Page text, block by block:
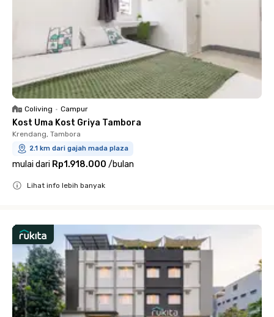
Coliving • Campur
Kost Uma Kost Griya Tambora
Krendang, Tambora
2.1 km dari gajah mada plaza
mulai dari Rp1.918.000 /bulan
Lihat info lebih banyak